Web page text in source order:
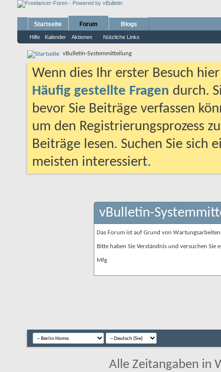
Startseite Forum
Hilfe Kalender Aktionen Nützliche Links
Blogs
vBulletin-Systemmitteilung
Wenn dies Ihr erster Besuch
Häufig gestellte Fragen durch.
bevor Sie Beiträge verfassen
um den Registrierungsprozess
Beiträge lesen. Suchen Sie sich
meisten interessiert.
vBulletin-
Das Forum ist auf Grund von
Bitte haben Sie Verständnis und versuchen Sie
Mfg
Alle Zeitangaben in